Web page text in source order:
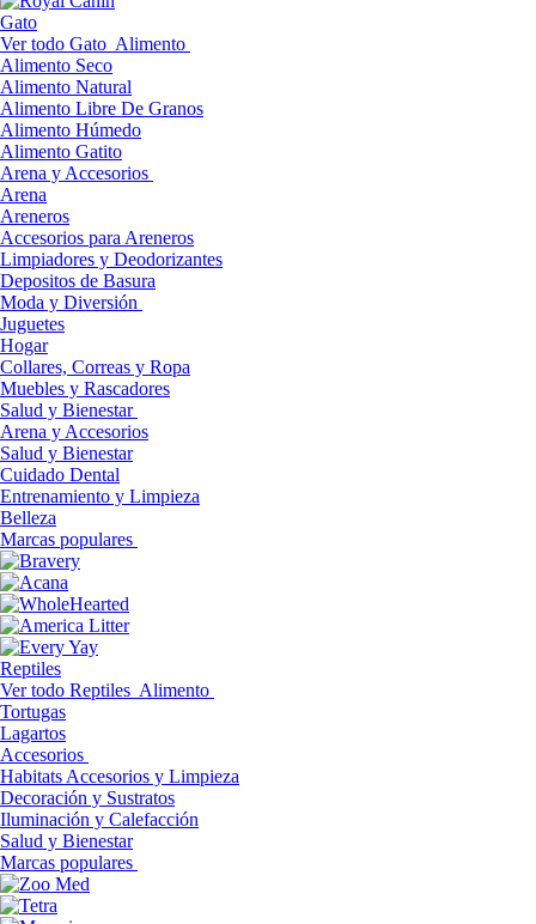
Gato
Ver todo Gato Alimento
Alimento Seco
Alimento Natural
Alimento Libre De Granos
Alimento Húmedo
Alimento Gatito
Arena y Accesorios
Arena
Areneros
Accesorios para Areneros
Limpiadores y Deodorizantes
Depositos de Basura
Moda y Diversión
Juguetes
Hogar
Collares, Correas y Ropa
Muebles y Rascadores
Salud y Bienestar
Arena y Accesorios
Salud y Bienestar
Cuidado Dental
Entrenamiento y Limpieza
Belleza
Marcas populares
Reptiles
Ver todo Reptiles Alimento
Tortugas
Lagartos
Accesorios
Habitats Accesorios y Limpieza
Decoración y Sustratos
Iluminación y Calefacción
Salud y Bienestar
Marcas populares